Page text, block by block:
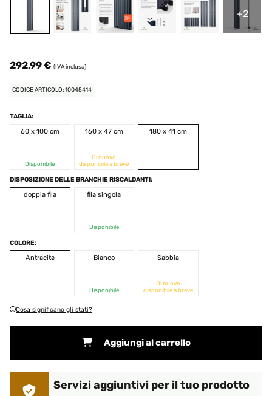
+2
292,99 € (IVA inclusa)
CODICE ARTICOLO: 10045414
TAGLIA:
60 x 100 cm
Disponibile
160 x 47 cm
Di nuovo
disponibile a breve
180 x 41 cm
DISPOSIZIONE DELLE BRANCHIE RISCALDANTI:
doppia fila
fila singola
Disponibile
COLORE:
Antracite
Bianco
Disponibile
Sabbia
Di nuovo
disponibile a breve
Cosa significano gli stati?
Aggiungi al carrello
Servizi aggiuntivi per il tuo prodotto